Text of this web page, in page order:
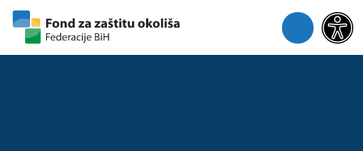
Skip to content
Skip to footer
Menu